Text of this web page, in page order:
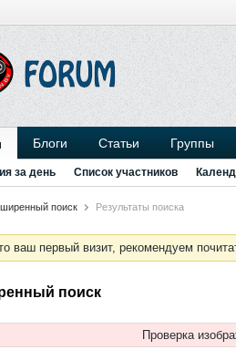
Блоги Статьи Группы
за день Список участников
поиск Результаты поиска
ваш первый визит, рекомендуем
поиск
Проверка